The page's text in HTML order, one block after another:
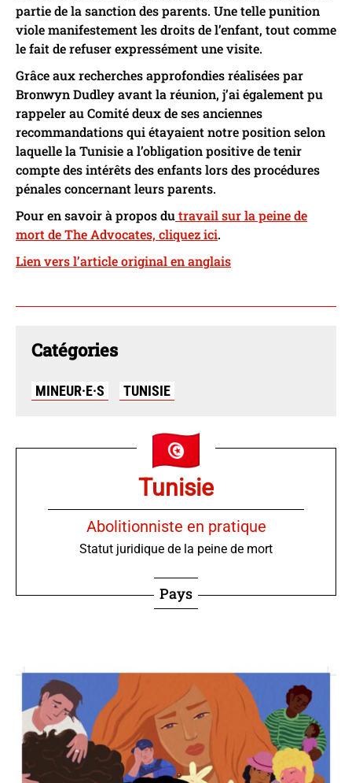
partie de la sanction des parents. Une telle punition
viole manifestement les droits de l’enfant, tout comme
le fait de refuser expressément une visite.
Grâce aux recherches approfondies réalisées par
Bronwyn Dudley avant la réunion, j’ai également pu
rappeler au Comité deux de ses anciennes
recommandations qui étayaient notre position selon
laquelle la Tunisie a l’obligation positive de tenir
compte des intérêts des enfants lors des procédures
pénales concernant leurs parents.
Pour en savoir à propos dutravail sur la peine de
mort de The Advocates, cliquez ici.
Lien vers l’article original en anglais
Catégories
MINEUR·E·S TUNISIE
Tunisie
Abolitionniste en pratique
Statut juridique de la peine de mort
Pays